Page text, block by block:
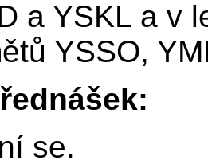
a YSKL a v
YSSO,
se.